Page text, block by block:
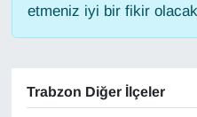
etmeniz iyi bir fikir
Trabzon Diğer İlçeler
Haber
HABERDE İNSAN